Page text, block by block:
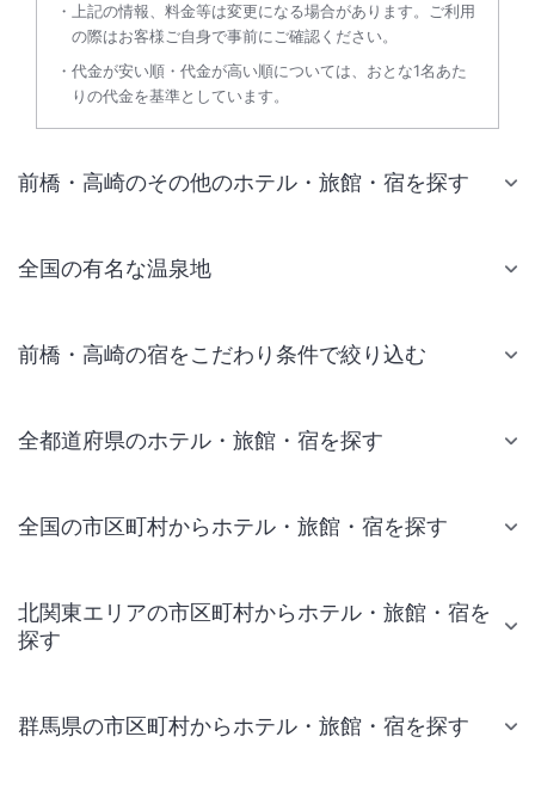
上記の情報、料金等は変更になる場合があります。ご利用
の際はお客様ご自身で事前にご確認ください。
代金が安い順・代金が高い順については、おとな1名あた
りの代金を基準としています。
前橋・高崎のその他のホテル・旅館・宿を探す
全国の有名な温泉地
前橋・高崎の宿をこだわり条件で絞り込む
全都道府県のホテル・旅館・宿を探す
全国の市区町村からホテル・旅館・宿を探す
北関東エリアの市区町村からホテル・旅館・宿を
探す
群馬県の市区町村からホテル・旅館・宿を探す